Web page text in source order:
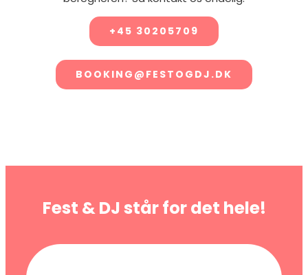
+45 30205709
BOOKING@FESTOGDJ.DK
Fest & DJ står for det hele!